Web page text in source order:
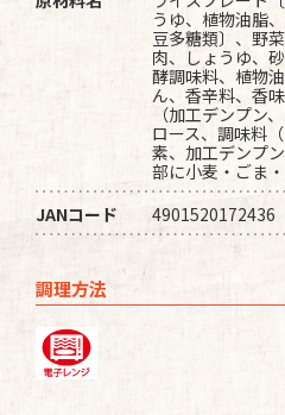
うゆ、植物油脂
豆多糖類〕、野
肉、しょうゆ、
酵調味料、植物
ん、香辛料、香
（加工デンプン
ロース、調味料
素、加工デンプ
部に小麦・ごま
JANコード
4901520172436
調理方法